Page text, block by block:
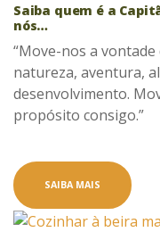
Saiba quem é a
nós…
“Move-nos a
natureza, aventura,
desenvolvimento.
propósito consigo.”
SAIBA MAIS